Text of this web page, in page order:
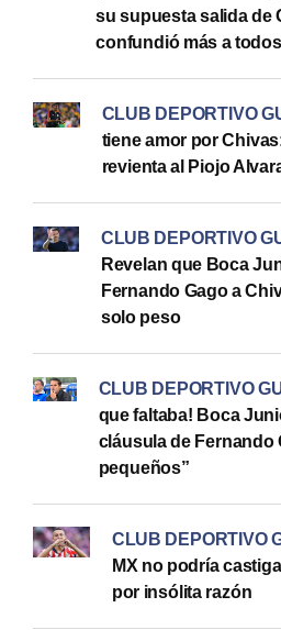
su supuesta salida de
confundió más a todos
CLUB DEPORTIVO
tiene amor por
revienta al Piojo
CLUB DEPORTIVO
Revelan que Boca
Fernando Gago a
solo peso
CLUB DEPORTIVO
que faltaba! Boca
cláusula de Fernando
pequeños”
CLUB DEPORTIVO
MX no podría
por insólita razón